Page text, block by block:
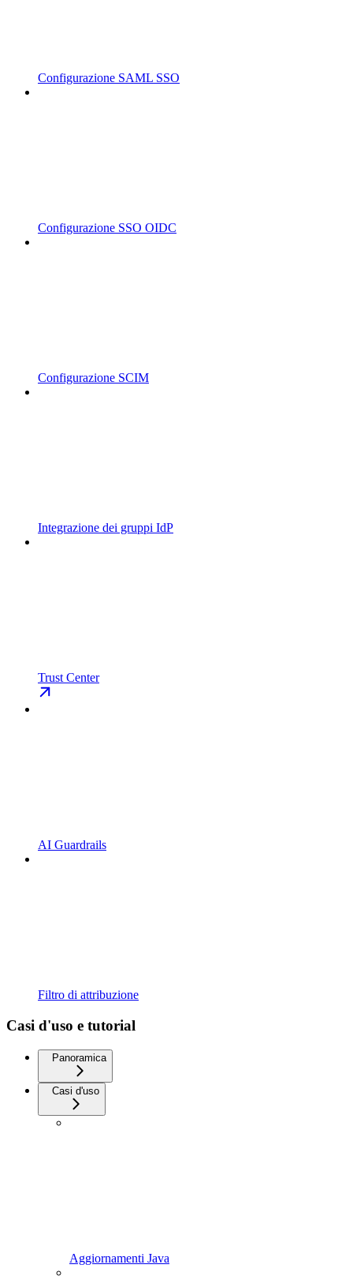
Configurazione SAML SSO
Configurazione SSO OIDC
Configurazione SCIM
Integrazione dei gruppi IdP
Trust Center
AI Guardrails
Filtro di attribuzione
Casi d'uso e tutorial
Panoramica
Casi d'uso
Aggiornamenti Java